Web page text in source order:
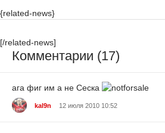
{related-news}
[/related-news]
Комментарии (17)
ага фиг им а не Сеска
kal9n 12 июля 2010 10:52